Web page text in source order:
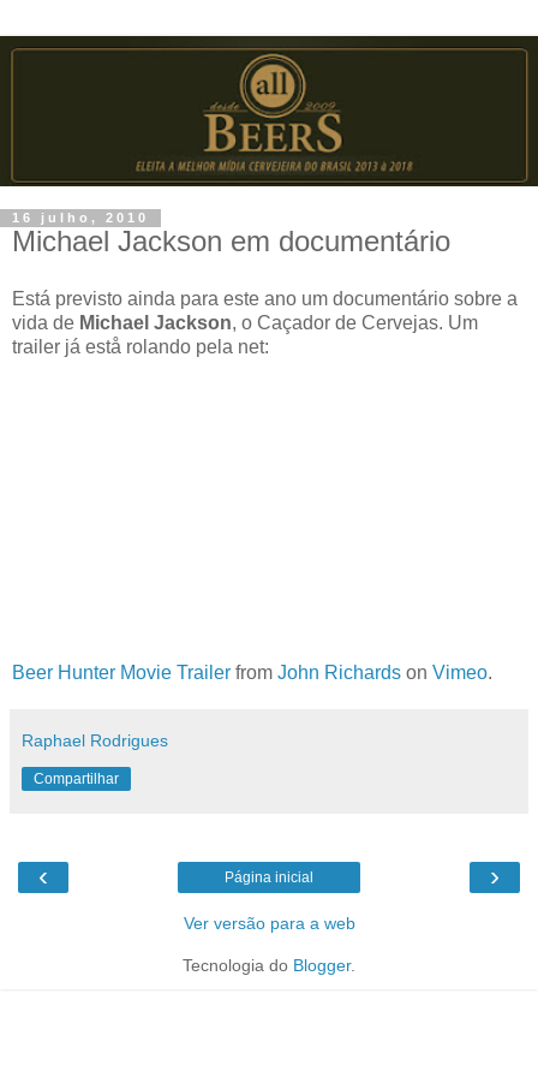
16 julho, 2010
Michael Jackson em documentário
Está previsto ainda para este ano um documentário sobre a
vida de Michael Jackson, o Caçador de Cervejas. Um
trailer já estå rolando pela net:
Beer Hunter Movie Trailer from John Richards on Vimeo.
Raphael Rodrigues
Compartilhar
‹ ›
Página inicial
Ver versão para a web
Tecnologia do Blogger.